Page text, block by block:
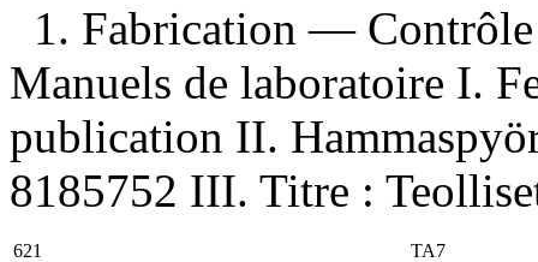
1. Fabrication —
Manuels de laboratoire I.
publication II.
8185752 III. Titre :
621 TA7